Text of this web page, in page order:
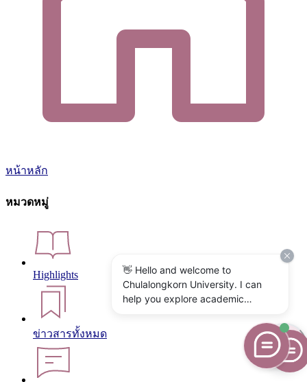
หน้าหลัก
หมวดหมู่
Highlights
ข่าวสารทั้งหมด
👋 Hello and welcome to
Chulalongkorn University. I can
help you explore academic